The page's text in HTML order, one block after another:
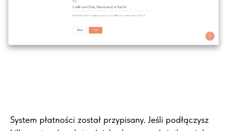
System płatności został przypisany. Jeśli podłączysz